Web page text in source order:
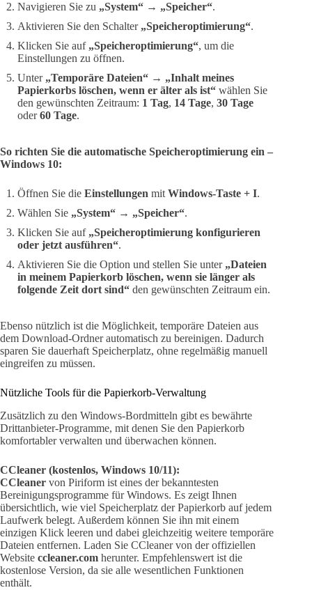
Navigieren Sie zu „System“ → „Speicher“.
Aktivieren Sie den Schalter „Speicheroptimierung“.
Klicken Sie auf „Speicheroptimierung“, um die
Einstellungen zu öffnen.
Unter „Temporäre Dateien“ → „Inhalt meines
Papierkorbs löschen, wenn er älter als ist“ wählen Sie
den gewünschten Zeitraum: 1 Tag, 14 Tage, 30 Tage
oder60 Tage.
So richten Sie die automatische Speicheroptimierung ein –
Windows 10:
Öffnen Sie die Einstellungen mit Windows-Taste + I.
Wählen Sie „System“ → „Speicher“.
Klicken Sie auf „Speicheroptimierung konfigurieren
oder jetzt ausführen“.
Aktivieren Sie die Option und stellen Sie unter „Dateien
in meinem Papierkorb löschen, wenn sie länger als
folgende Zeit dort sind“ den gewünschten Zeitraum ein.
Ebenso nützlich ist die Möglichkeit, temporäre Dateien aus
dem Download-Ordner automatisch zu bereinigen. Dadurch
sparen Sie dauerhaft Speicherplatz, ohne regelmäßig manuell
eingreifen zu müssen.
Nützliche Tools für die Papierkorb-Verwaltung
Zusätzlich zu den Windows-Bordmitteln gibt es bewährte
Drittanbieter-Programme, mit denen Sie den Papierkorb
komfortabler verwalten und überwachen können.
CCleaner (kostenlos, Windows 10/11):
CCleaner von Piriform ist eines der bekanntesten
Bereinigungsprogramme für Windows. Es zeigt Ihnen
übersichtlich, wie viel Speicherplatz der Papierkorb auf jedem
Laufwerk belegt. Außerdem können Sie ihn mit einem
einzigen Klick leeren und dabei gleichzeitig weitere temporäre
Dateien entfernen. Laden Sie CCleaner von der offiziellen
Website ccleaner.com herunter. Empfehlenswert ist die
kostenlose Version, da sie alle wesentlichen Funktionen
enthält.